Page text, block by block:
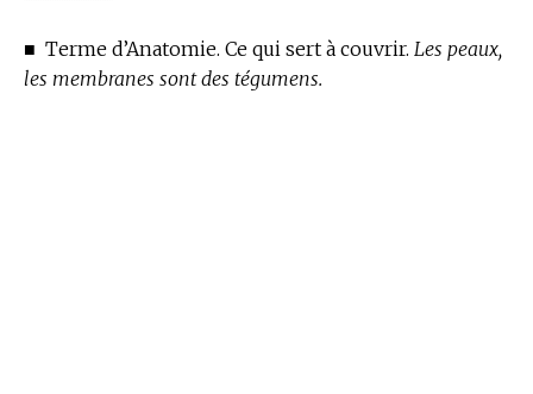
■ Terme d’Anatomie. Ce qui sert à couvrir. Les peaux,
les membranes sont des tégumens.